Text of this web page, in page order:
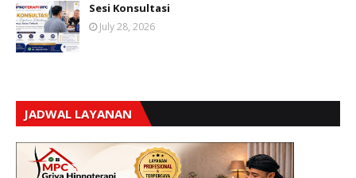
Sesi Konsultasi
July 28, 2026
JADWAL LAYANAN